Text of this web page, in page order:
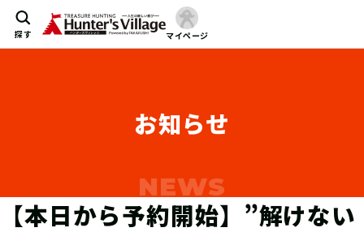
探す マイページ
お知らせ
【本日から予約開始】”解けない